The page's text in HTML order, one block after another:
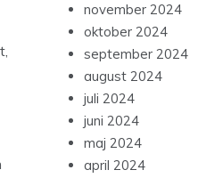
november 2024
oktober 2024
september 2024
august 2024
juli 2024
juni 2024
maj 2024
april 2024